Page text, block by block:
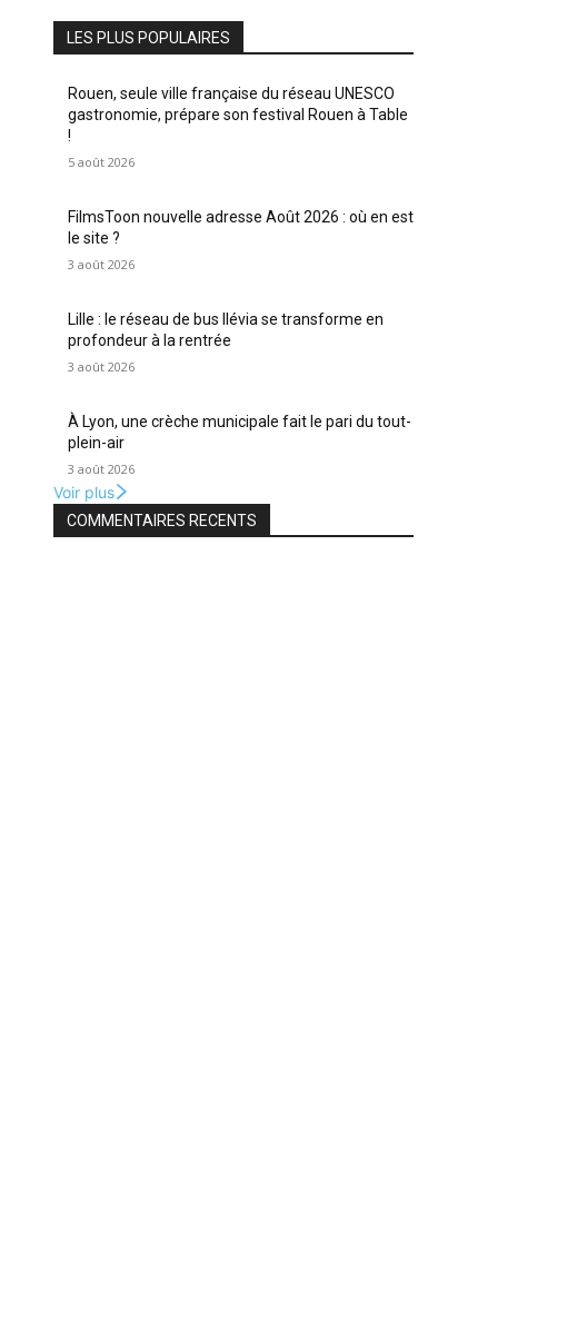
LES PLUS POPULAIRES
Rouen, seule ville française du réseau UNESCO
gastronomie, prépare son festival Rouen à Table
!
5 août 2026
FilmsToon nouvelle adresse Août 2026 : où en est
le site ?
3 août 2026
Lille : le réseau de bus Ilévia se transforme en
profondeur à la rentrée
3 août 2026
À Lyon, une crèche municipale fait le pari du tout-
plein-air
3 août 2026
Voir plus
COMMENTAIRES RECENTS